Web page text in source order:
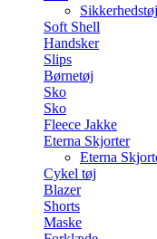
Sikkerhedstøj
Soft Shell
Handsker
Slips
Børnetøj
Sko
Sko
Fleece Jakke
Eterna Skjorter
Eterna
Cykel tøj
Blazer
Shorts
Maske